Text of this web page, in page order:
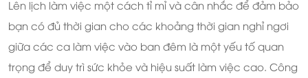
Lên lịch làm việc một cách tỉ mỉ và cân nhắc để đảm bảo
bạn có đủ thời gian cho các khoảng thời gian nghỉ ngơi
giữa các ca làm việc vào ban đêm là một yếu tố quan
trọng để duy trì sức khỏe và hiệu suất làm việc cao. Công